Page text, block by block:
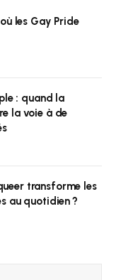
les Gay Pride
: quand la
la voie à de
transforme les
au quotidien ?